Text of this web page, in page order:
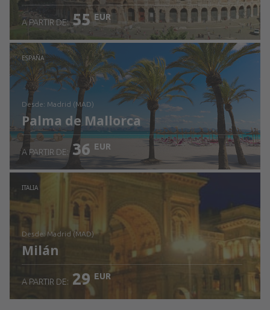
Revisa los detalles
A PARTIR DE: 55 EUR
ESPAÑA
desde: Madrid (MAD)
Palma de Mallorca
Revisa los detalles
A PARTIR DE: 36 EUR
ITALIA
desde: Madrid (MAD)
Milán
A PARTIR DE: 29 EUR